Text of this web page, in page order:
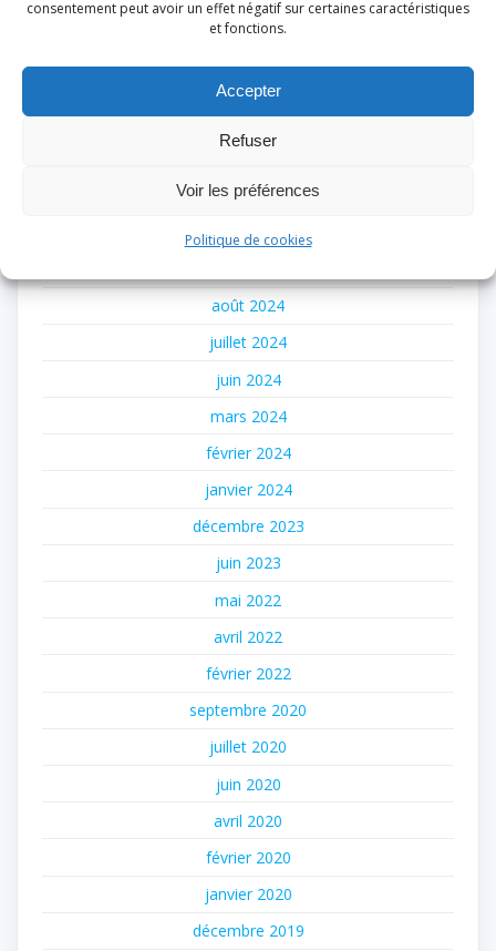
consentement peut avoir un effet négatif sur certaines caractéristiques
et fonctions.
Accepter
Refuser
Voir les préférences
Politique de cookies
juillet 2026
avril 2026
décembre 2025
juillet 2025
juin 2025
août 2024
juillet 2024
juin 2024
mars 2024
février 2024
janvier 2024
décembre 2023
juin 2023
mai 2022
avril 2022
février 2022
septembre 2020
juillet 2020
juin 2020
avril 2020
février 2020
janvier 2020
décembre 2019